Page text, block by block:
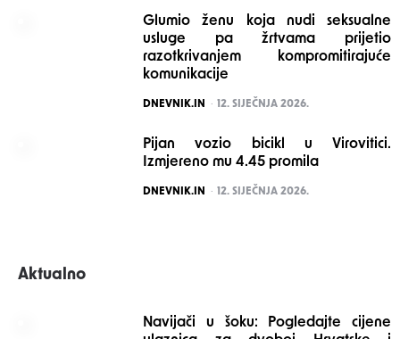
Glumio ženu koja nudi seksualne
usluge pa žrtvama prijetio
razotkrivanjem kompromitirajuće
komunikacije
POSTED
DNEVNIK.IN 12. SIJEČNJA 2026.
Pijan vozio bicikl u Virovitici.
Izmjereno mu 4.45 promila
POSTED
DNEVNIK.IN 12. SIJEČNJA 2026.
Aktualno
Navijači u šoku: Pogledajte cijene